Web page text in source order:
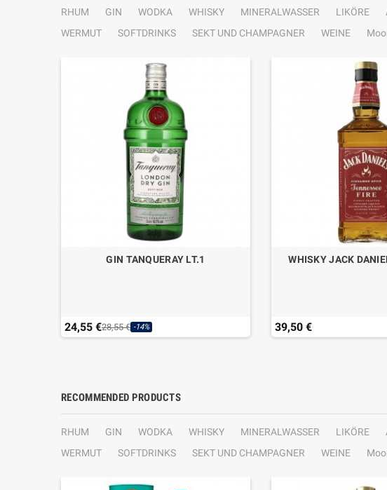
RHUM GIN WODKA WHISKY MINERALWASSER LIKÖRE
WERMUT
SOFTDRINKS SEKT UND CHAMPAGNER WEINE
GIN TANQUERAY LT.1
24,55 €28,55 € -14%
WHISKY JACK
39,50 €
RECOMMENDED PRODUCTS
RHUM GIN WODKA WHISKY MINERALWASSER LIKÖRE
WERMUT
SOFTDRINKS SEKT UND CHAMPAGNER WEINE